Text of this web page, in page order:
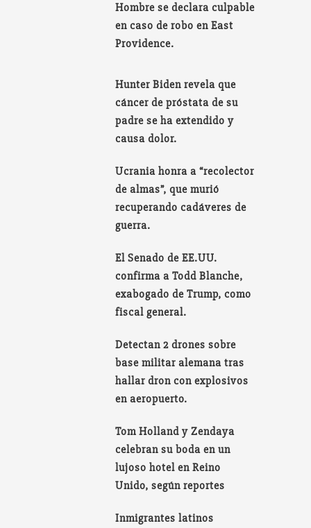
Hombre se declara culpable
en caso de robo en East
Providence.
Hunter Biden revela que
cáncer de próstata de su
padre se ha extendido y
causa dolor.
Ucrania honra a “recolector
de almas”, que murió
recuperando cadáveres de
guerra.
El Senado de EE.UU.
confirma a Todd Blanche,
exabogado de Trump, como
fiscal general.
Detectan 2 drones sobre
base militar alemana tras
hallar dron con explosivos
en aeropuerto.
Tom Holland y Zendaya
celebran su boda en un
lujoso hotel en Reino
Unido, según reportes
Inmigrantes latinos